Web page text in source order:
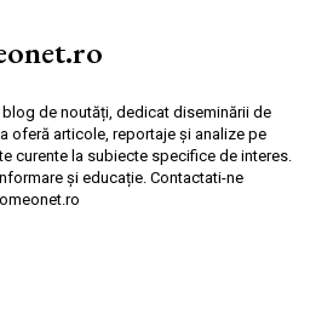
de noutăți, dedicat diseminării de
oferă articole, reportaje și analize pe
curente la subiecte specifice de interes.
și educație. Contactati-ne